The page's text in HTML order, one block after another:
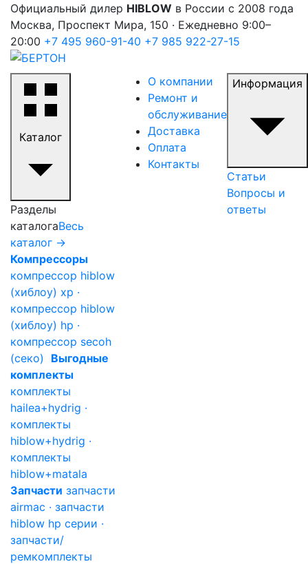
Официальный дилер HIBLOW в России с 2008 года
Москва, Проспект Мира, 150 · Ежедневно 9:00–
20:00 +7 495 960-91-40 +7 985 922-27-15
Каталог
Разделы
каталогаВесь
каталог →
Компрессоры
компрессор hiblow
(хиблоу) xp ·
компрессор hiblow
(хиблоу) hp ·
компрессор secoh
(секо)
Выгодные
комплекты
комплекты
hailea+hydrig ·
комплекты
hiblow+hydrig ·
комплекты
hiblow+matala
Запчасти запчасти
airmac · запчасти
hiblow hp серии ·
запчасти/
ремкомплекты
О компании
Ремонт и
обслуживание
Доставка
Оплата
Контакты
Информация
Статьи
Вопросы и
ответы